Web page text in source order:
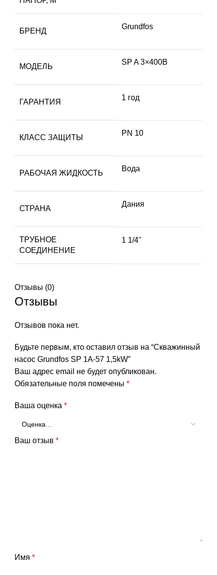
БРЕНД
Grundfos
МОДЕЛЬ
SP A 3×400В
ГАРАНТИЯ
1 год
КЛАСС ЗАЩИТЫ
PN 10
РАБОЧАЯ ЖИДКОСТЬ
Вода
СТРАНА
Дания
ТРУБНОЕ
СОЕДИНЕНИЕ
1 1/4"
Отзывы (0)
Отзывы
Отзывов пока нет.
Будьте первым, кто оставил отзыв на “Скважинный
насос Grundfos SP 1A-57 1,5kW”
Ваш адрес email не будет опубликован.
Обязательные поля помечены *
Ваша оценка *
Ваш отзыв *
Имя *